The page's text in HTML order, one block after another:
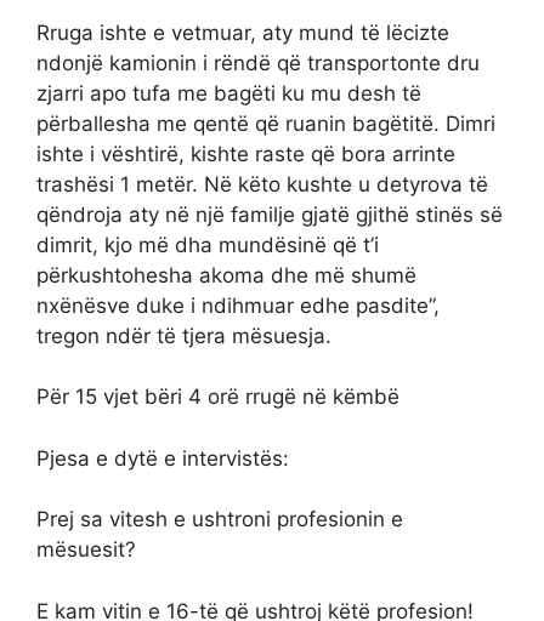
Rruga ishte e vetmuar, aty mund të lëcizte
ndonjë kamionin i rëndë që transportonte dru
zjarri apo tufa me bagëti ku mu desh të
përballesha me qentë që ruanin bagëtitë. Dimri
ishte i vështirë, kishte raste që bora arrinte
trashësi 1 metër. Në këto kushte u detyrova të
qëndroja aty në një familje gjatë gjithë stinës së
dimrit, kjo më dha mundësinë që t’i
përkushtohesha akoma dhe më shumë
nxënësve duke i ndihmuar edhe pasdite”,
tregon ndër të tjera mësuesja.
Për 15 vjet bëri 4 orë rrugë në këmbë
Pjesa e dytë e intervistës:
Prej sa vitesh e ushtroni profesionin e
mësuesit?
E kam vitin e 16-të që ushtroj këtë profesion!